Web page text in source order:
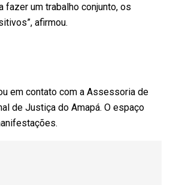
fazer um trabalho conjunto, os
afirmou.
em contato com a Assessoria de
de Justiça do Amapá. O espaço